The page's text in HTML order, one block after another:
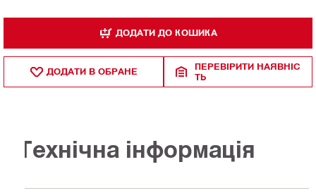
ДОДАТИ ДО КОШИКА
ДОДАТИ В ОБРАНЕ
ПЕРЕВІРИТИ НАЯВНІС
ТЬ
Технічна інформація